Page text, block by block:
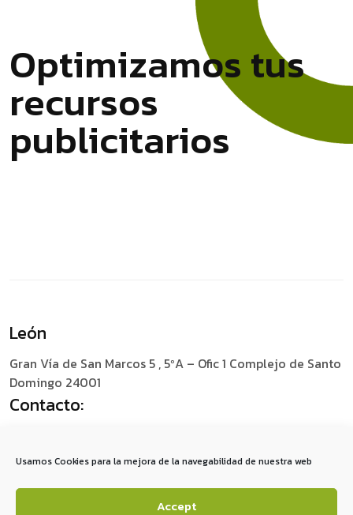
Usamos Cookies para la mejora de la navegabilidad de nuestra web
Accept
Optimizamostus
recursos
publicitarios
León
Gran Vía de San Marcos 5 , 5ºA – Ofic 1 Complejo de Santo
Domingo 24001
Contacto: